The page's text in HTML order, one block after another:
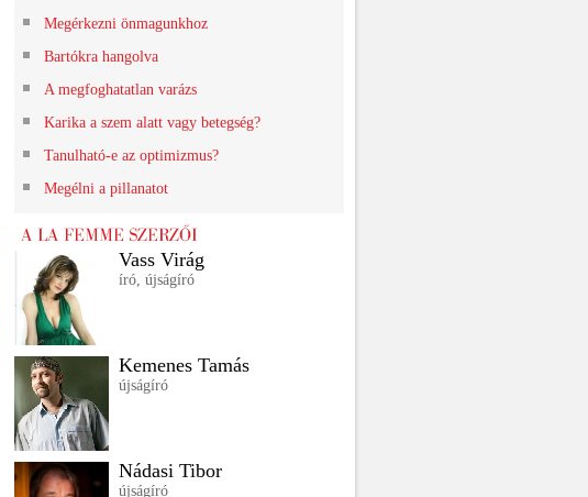
Megérkezni önmagunkhoz
Bartókra hangolva
A megfoghatatlan varázs
Karika a szem alatt vagy betegség?
Tanulható-e az optimizmus?
Megélni a pillanatot
Vass Virág
író, újságíró
Kemenes Tamás
újságíró
Nádasi Tibor
újságíró